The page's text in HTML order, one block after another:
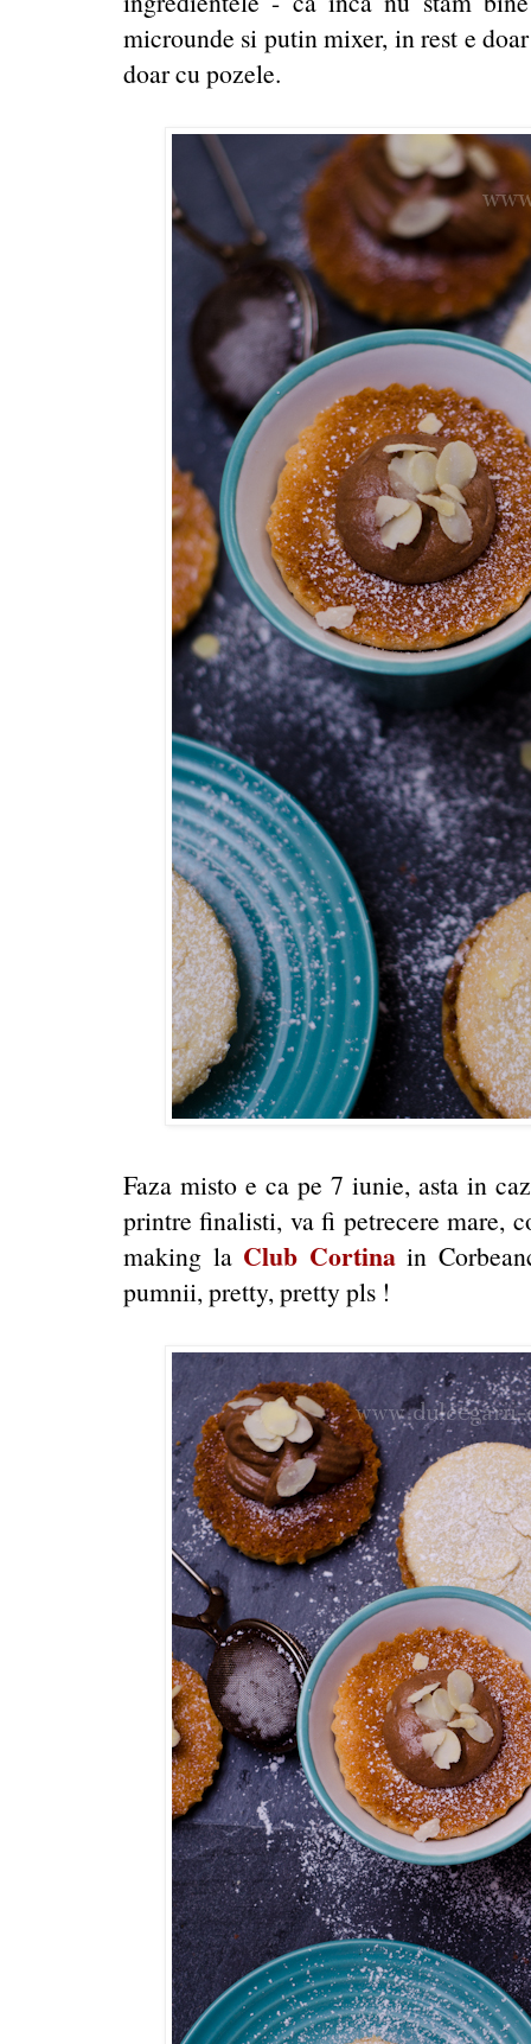
microunde si putin mixer, in rest e
doar cu pozele.
Faza misto e ca pe 7 iunie, asta in
printre finalisti, va fi petrecere mare,
making la Club Cortinain
pumnii, pretty, pretty pls !